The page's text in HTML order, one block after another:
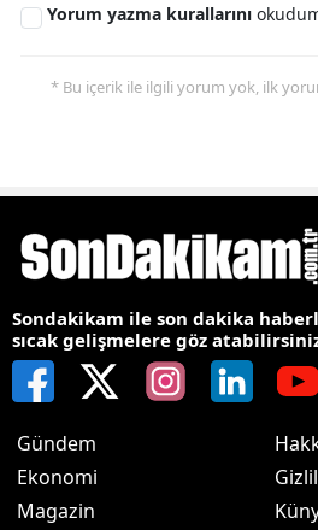
Yorum yazma kurallarını
* Bu içerik ile ilgili yorum yok, ilk
Sondakikam ile son dakika
sıcak gelişmelere göz
Gündem
Ekonomi
Magazin